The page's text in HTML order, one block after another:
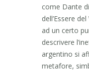
come Dante
dell’Essere
ad un certo
descrivere
argentino si
metafore,